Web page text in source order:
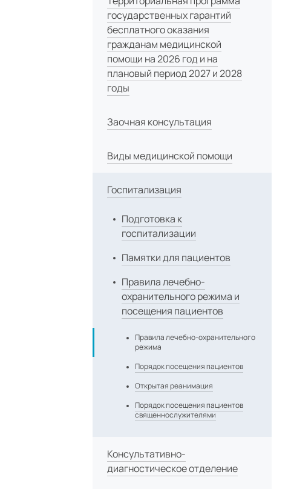
государственных гарантий
бесплатного оказания
гражданам медицинской
помощи на 2026 год и на
плановый период 2027 и 2028
годы
Заочная консультация
Виды медицинской помощи
Госпитализация
Подготовка к
госпитализации
Памятки для пациентов
Правила лечебно-
охранительного режима и
посещения пациентов
Правила лечебно-охранительного
режима
Порядок посещения пациентов
Открытая реанимация
Порядок посещения пациентов
священнослужителями
Консультативно-
диагностическое отделение